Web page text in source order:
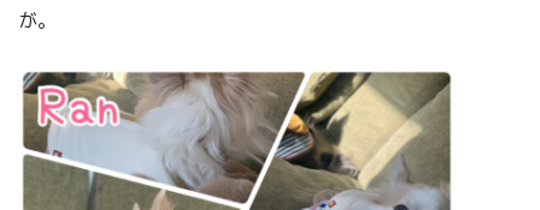
が。